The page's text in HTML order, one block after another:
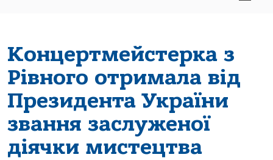
Концертмейстерка з
Рівного отримала від
Президента України
звання заслуженої
діячки мистецтва